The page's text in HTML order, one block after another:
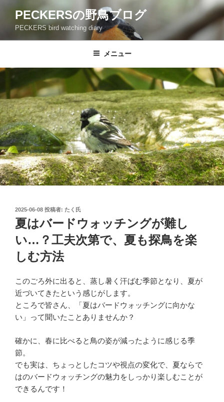
ン
ッ
プ
PECKERSの野鳥ブログ
PECKERS bird watching diary
メニュー
投
稿
日:
2025-06-08 投稿者: たく氏
夏はバードウォッチングが難し
い…？工夫次第で、夏も探鳥を楽
しむ方法
このごろ外に出ると、蒸し暑く汗ばむ季節となり、夏が
近づいてきたという感じがします。
ところで皆さん、「夏はバードウォッチングに向かな
い」って聞いたことありませんか？
確かに、春に比べると鳥の姿が減ったように感じる季
節。
でも実は、ちょっとしたコツや視点の変化で、夏ならで
はのバードウォッチングの魅力をしっかり楽しむことが
できるんです！